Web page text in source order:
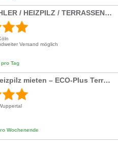
HEIZSTRAHLER / HEIZPILZ / TERRASSEN-STRAHLER
Versand möglich
pro Tag
Premium Heizpilz mieten – ECO-Plus Terrassenstrahler (8 kW) für Event & Party
Wochenende